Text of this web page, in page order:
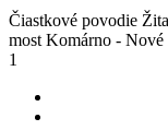
Čiastkové povodie
most Komárno -
1